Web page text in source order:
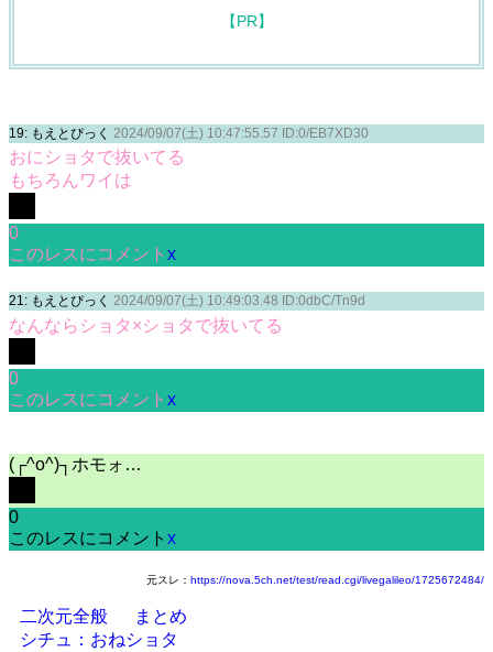
19: もえとぴっく 2024/09/07(土) 10:47:55.57 ID:0/EB7XD30
おにショタで抜いてる
もちろんワイは
0
このレスにコメント x
21: もえとぴっく 2024/09/07(土) 10:49:03.48 ID:0dbC/Tn9d
なんならショタ×ショタで抜いてる
0
このレスにコメント x
(┌^o^)┐ホモォ…
0
このレスにコメント x
元スレ： https://nova.5ch.net/test/read.cgi/livegalileo/1725672484/
二次元全般
まとめ
シチュ：おねショタ